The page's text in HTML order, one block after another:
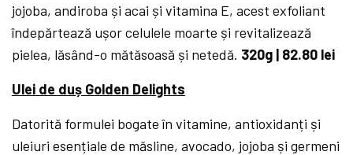
jojoba, andiroba și acai și vitamina E, acest exfoliant
îndepărtează ușor celulele moarte și revitalizează
pielea, lăsând-o mătăsoasă și netedă. 320g | 82.80 lei
Ulei de duș Golden Delights
Datorită formulei bogate în vitamine, antioxidanți și
uleiuri esențiale de măsline, avocado, jojoba și germeni